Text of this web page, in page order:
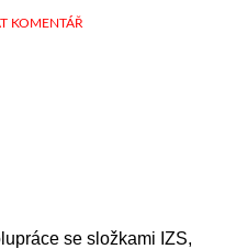
KOMENTÁŘ
se složkami IZS,